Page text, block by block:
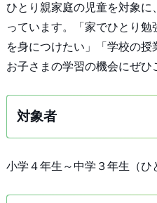
ひとり親家庭の児童を対象
っています。「家でひとり
を身につけたい」「学校の授
お子さまの学習の機会にぜひ
対象者
小学４年生～中学３年生（ひ